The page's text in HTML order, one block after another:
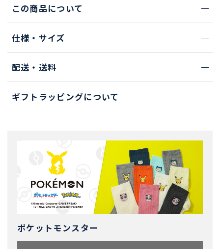
この商品について
仕様・サイズ
配送・送料
ギフトラッピングについて
ポケットモンスター